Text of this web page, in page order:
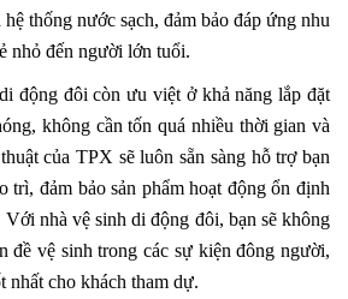
thống nước sạch, đảm bảo đáp ứng nhu
nhỏ đến người lớn tuổi.
động đôi còn ưu việt ở khả năng lắp đặt
không cần tốn quá nhiều thời gian và
của TPX sẽ luôn sẵn sàng hỗ trợ bạn
trì, đảm bảo sản phẩm hoạt động ổn định
nhà vệ sinh di động đôi, bạn sẽ không
đề vệ sinh trong các sự kiện đông người,
nhất cho khách tham dự.